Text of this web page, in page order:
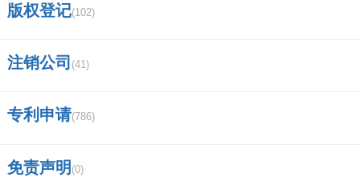
版权登记(102)
注销公司 (41)
专利申请(786)
免责声明 (0)